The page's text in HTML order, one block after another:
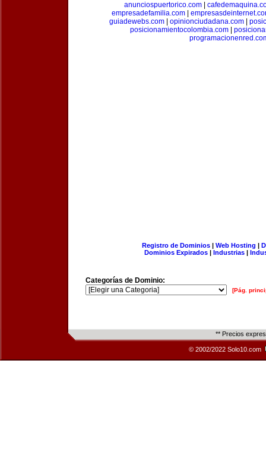
anunciospuertorico.com|
empresadefamilia.com
guiadewebs.com
opinionciudadana.com
posicionamientocolombia.com|
Registro de Dominios| Web Hosting |
Dominios Expirados | Industrias |
Categorías de Dominio:
[Pág.
** Precios
© 2002/2022 Solo10.com